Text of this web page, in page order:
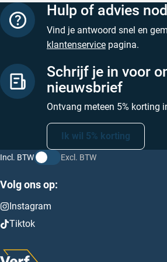
Hulp of advies
Vind je antwoord snel en
klantenservice pagina.
Schrijf je in voor
nieuwsbrief
Ontvang meteen 5% korting
Ik wil 5% korting
Incl. BTW Excl. BTW
Volg ons op:
Instagram
Tiktok